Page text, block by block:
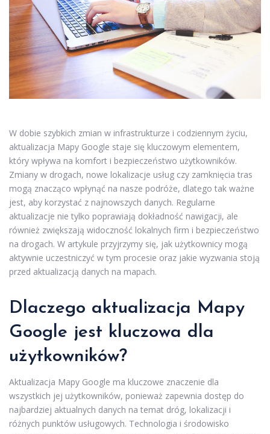
W dobie szybkich zmian w infrastrukturze i codziennym życiu,
aktualizacja Mapy Google staje się kluczowym elementem,
który wpływa na komfort i bezpieczeństwo użytkowników.
Zmiany w drogach, nowe lokalizacje usług czy zamknięcia tras
mogą znacząco wpłynąć na nasze podróże, dlatego tak ważne
jest, aby korzystać z najnowszych danych. Regularne
aktualizacje nie tylko poprawiają dokładność nawigacji, ale
również zwiększają widoczność lokalnych firm i bezpieczeństwo
na drogach. W artykule przyjrzymy się, jak użytkownicy mogą
aktywnie uczestniczyć w tym procesie oraz jakie wyzwania stoją
przed aktualizacją danych na mapach.
Dlaczego aktualizacja Mapy
Google jest kluczowa dla
użytkowników?
Aktualizacja Mapy Google ma kluczowe znaczenie dla
wszystkich jej użytkowników, ponieważ zapewnia dostęp do
najbardziej aktualnych danych na temat dróg, lokalizacji i
różnych punktów usługowych. Technologia i środowisko